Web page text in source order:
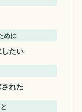
めに
たい
れた